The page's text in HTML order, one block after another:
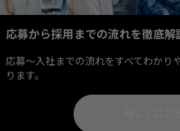
応募から採用までの流れを徹底解
応募～入社までの流れをすべてわかり
ります。